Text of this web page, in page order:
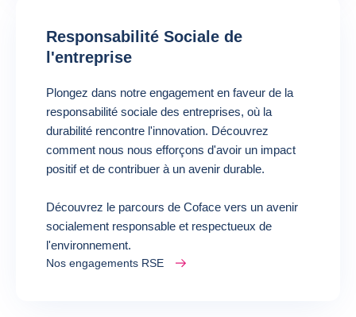
Responsabilité Sociale de
l'entreprise
Plongez dans notre engagement en faveur de la
responsabilité sociale des entreprises, où la
durabilité rencontre l'innovation. Découvrez
comment nous nous efforçons d'avoir un impact
positif et de contribuer à un avenir durable.
Découvrez le parcours de Coface vers un avenir
socialement responsable et respectueux de
l'environnement.
Nos engagements RSE